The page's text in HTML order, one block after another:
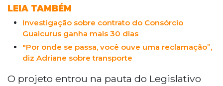
subsídio municipal já complementa a
diferença entre a tarifa cobrada e o valor
técnico repassado às empresas.
LEIA TAMBÉM
Investigação sobre contrato do Consórcio
Guaicurus ganha mais 30 dias
"Por onde se passa, você ouve uma reclamação”,
diz Adriane sobre transporte
O projeto entrou na pauta do Legislativo